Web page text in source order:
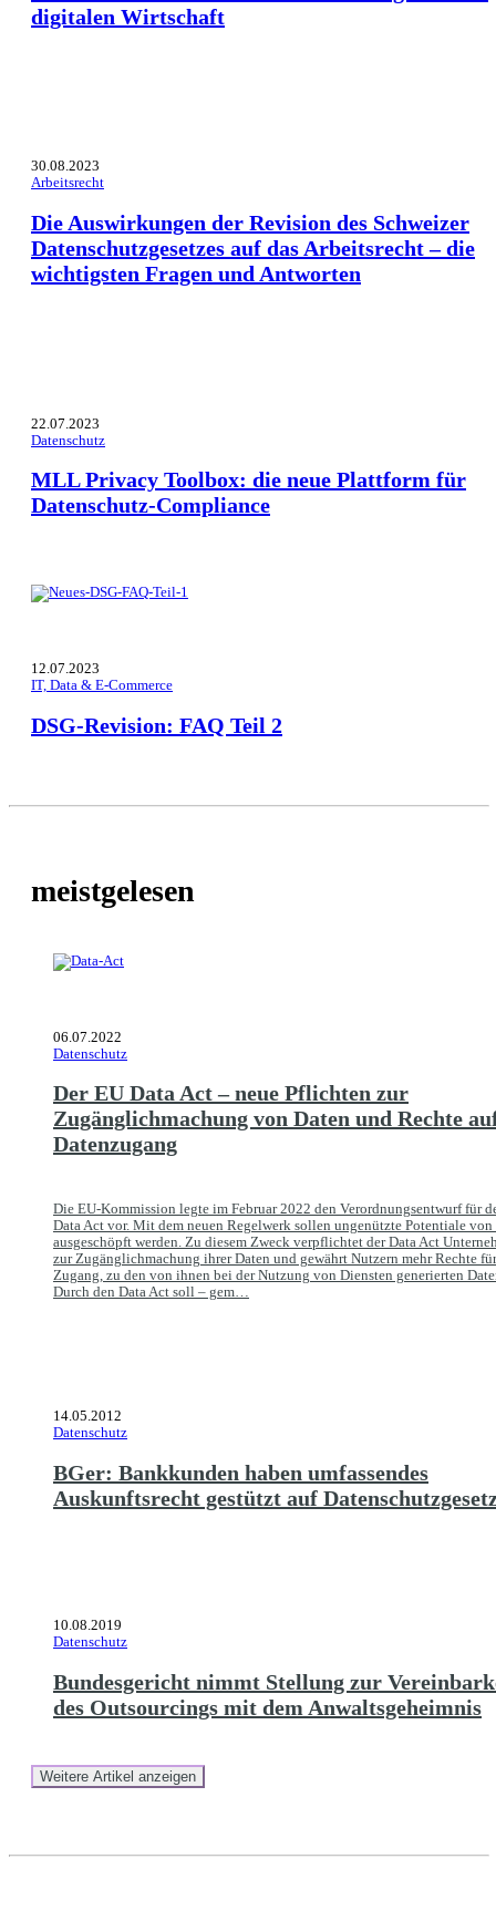
digitalen Wirtschaft
30.08.2023
Arbeitsrecht
Die Auswirkungen der Revision des Schweizer
Datenschutzgesetzes auf das Arbeitsrecht – die
wichtigsten Fragen und Antworten
22.07.2023
Datenschutz
MLL Privacy Toolbox: die neue Plattform für
Datenschutz-Compliance
12.07.2023
IT, Data & E-Commerce
DSG-Revision: FAQ Teil 2
meistgelesen
06.07.2022
Datenschutz
Der EU Data Act – neue Pflichten zur
Zugänglichmachung von Daten und Rechte
Datenzugang
Die EU-Kommission legte im Februar 2022 den Verordnungsentwurf für
Data Act vor. Mit dem neuen Regelwerk sollen ungenützte Potentiale von
ausgeschöpft werden. Zu diesem Zweck verpflichtet der Data Act
zur Zugänglichmachung ihrer Daten und gewährt Nutzern mehr Rechte
Zugang, zu den von ihnen bei der Nutzung von Diensten generierten
Durch den Data Act soll – gem…
14.05.2012
Datenschutz
BGer: Bankkunden haben umfassendes
Auskunftsrecht gestützt auf
10.08.2019
Datenschutz
Bundesgericht nimmt Stellung zur
des Outsourcings mit dem Anwaltsgeheimnis
Weitere Artikel anzeigen